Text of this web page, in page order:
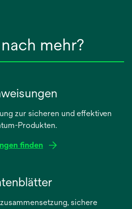
mehr?
zur sicheren und effektiven
Produkten.
finden
sichere